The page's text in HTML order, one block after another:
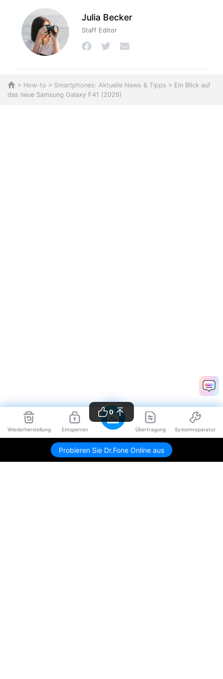
Wiederherstellung Entsperren Übertragung Systemreparatur
Probieren Sie Dr.Fone Online aus
Julia Becker
Staff Editor
> How-to > Smartphones: Aktuelle News & Tipps > Ein Blick auf
das neue Samsung Galaxy F41 (2026)
0